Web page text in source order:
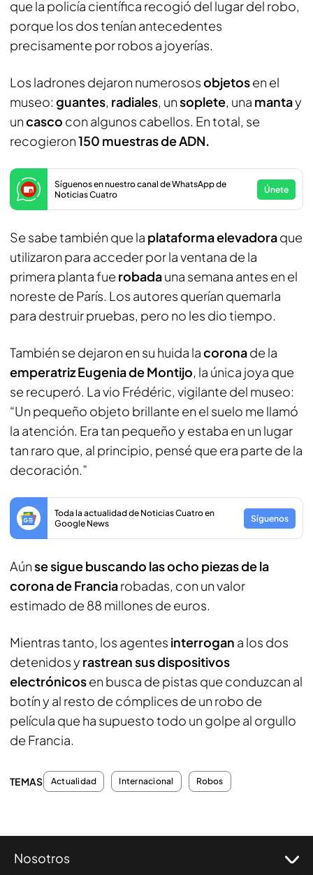
que la policía científica recogió del lugar del robo,
porque los dos tenían antecedentes
precisamente por robos a joyerías.
Los ladrones dejaron numerososobjetosen el
museo: guantes, radiales, unsoplete, una mantay
uncasco con algunos cabellos. En total, se
recogieron150 muestras de ADN.
Síguenos en nuestro canal de WhatsApp de
Noticias Cuatro
Únete
Se sabe también que la plataforma elevadoraque
utilizaron para acceder por la ventana de la
primera planta fue robadauna semana antes en el
noreste de París. Los autores querían quemarla
para destruir pruebas, pero no les dio tiempo.
También se dejaron en su huida lacoronade la
emperatriz Eugenia de Montijo, la única joya que
se recuperó. La vio Frédéric, vigilante del museo:
“Un pequeño objeto brillante en el suelo me llamó
la atención. Era tan pequeño y estaba en un lugar
tan raro que, al principio, pensé que era parte de la
decoración.”
Toda la actualidad de Noticias Cuatro en
Google News
Síguenos
Aúnse sigue buscando las ocho piezas de la
corona de Franciarobadas, con un valor
estimado de 88 millones de euros.
Mientras tanto, los agentes interrogan a los dos
detenidos y rastrean sus dispositivos
electrónicosen busca de pistas que conduzcan al
botín y al resto de cómplices de un robo de
película que ha supuesto todo un golpe al orgullo
de Francia.
TEMAS Actualidad Internacional Robos
Nosotros